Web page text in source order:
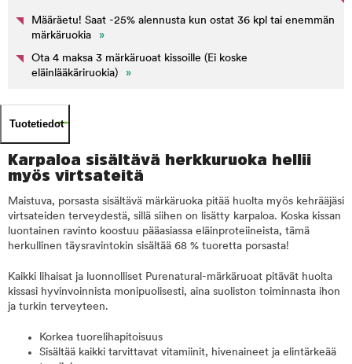
Määräetu! Saat -25% alennusta kun ostat 36 kpl tai enemmän
märkäruokia
»
Ota 4 maksa 3 märkäruoat kissoille (Ei koske
eläinlääkäriruokia)
»
Tuotetiedot
Karpaloa sisältävä herkkuruoka hellii
myös virtsateitä
Maistuva, porsasta sisältävä märkäruoka pitää huolta myös kehrääjäsi
virtsateiden terveydestä, sillä siihen on lisätty karpaloa. Koska kissan
luontainen ravinto koostuu pääasiassa eläinproteiineista, tämä
herkullinen täysravintokin sisältää 68 % tuoretta porsasta!
Kaikki lihaisat ja luonnolliset Purenatural-märkäruoat pitävät huolta
kissasi hyvinvoinnista monipuolisesti, aina suoliston toiminnasta ihon
ja turkin terveyteen.
Korkea tuorelihapitoisuus
Sisältää kaikki tarvittavat vitamiinit, hivenaineet ja elintärkeää